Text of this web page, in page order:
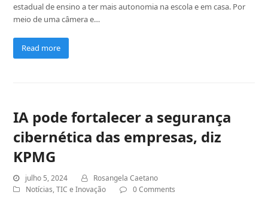
estadual de ensino a ter mais autonomia na escola e em casa. Por
meio de uma câmera e…
Read more
IA pode fortalecer a segurança
cibernética das empresas, diz
KPMG
julho 5, 2024
Rosangela Caetano
Notícias,TIC e Inovação 0 Comments